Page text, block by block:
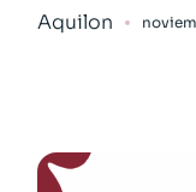
Aquilon